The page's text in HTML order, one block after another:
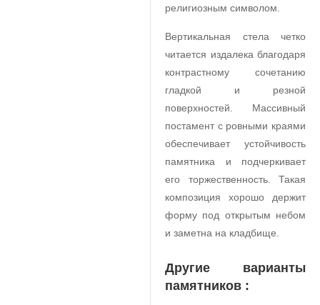
религиозным символом.
Вертикальная стела четко
читается издалека благодаря
контрастному сочетанию
гладкой и резной
поверхностей. Массивный
постамент с ровными краями
обеспечивает устойчивость
памятника и подчеркивает
его торжественность. Такая
композиция хорошо держит
форму под открытым небом
и заметна на кладбище.
Другие варианты
памятников :